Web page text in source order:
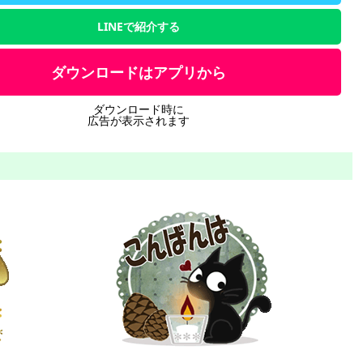
LINEで紹介する
ダウンロードはアプリから
ダウンロード時に
広告が表示されます